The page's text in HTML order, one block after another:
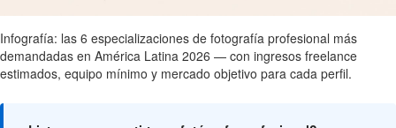
Infografía: las 6 especializaciones de fotografía profesional más
demandadas en América Latina 2026 — con ingresos freelance
estimados, equipo mínimo y mercado objetivo para cada perfil.